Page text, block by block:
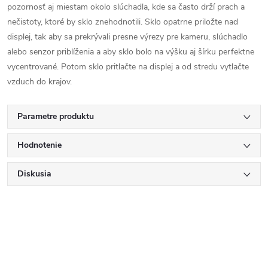
pozornosť aj miestam okolo slúchadla, kde sa často drží prach a
nečistoty, ktoré by sklo znehodnotili. Sklo opatrne priložte nad
displej, tak aby sa prekrývali presne výrezy pre kameru, slúchadlo
alebo senzor priblíženia a aby sklo bolo na výšku aj šírku perfektne
vycentrované. Potom sklo pritlačte na displej a od stredu vytlačte
vzduch do krajov.
Parametre produktu
Hodnotenie
Diskusia